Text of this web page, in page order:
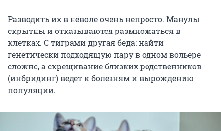
Разводить их в неволе очень непросто. Манулы
скрытны и отказываются размножаться в
клетках. С тиграми другая беда: найти
генетически подходящую пару в одном вольере
сложно, а скрещивание близких родственников
(инбридинг) ведет к болезням и вырождению
популяции.